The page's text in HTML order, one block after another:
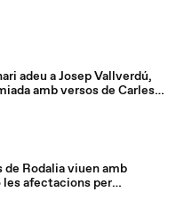
adeu a Josep Vallverdú,
amb versos de Carles
de Rodalia viuen amb
les afectacions per
Montcada